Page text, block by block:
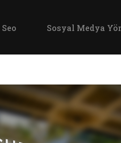
Seo Sosyal Medya